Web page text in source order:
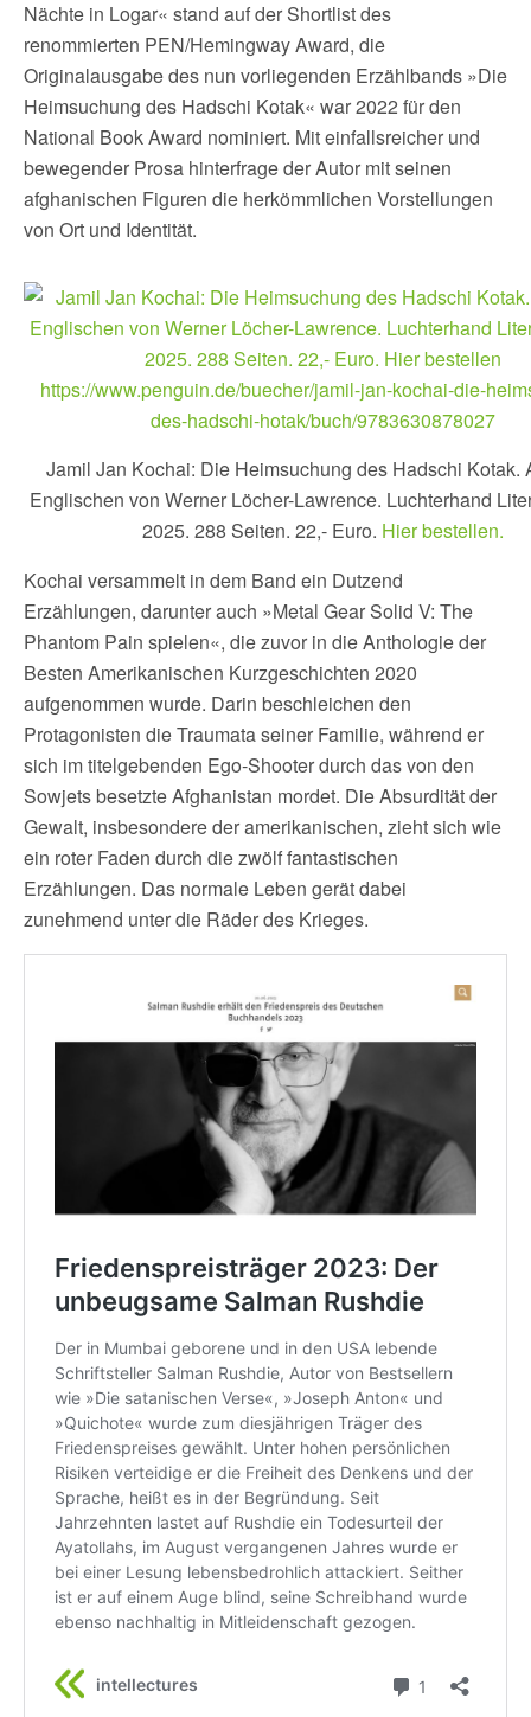
Nächte in Logar« stand auf der Shortlist des
renommierten PEN/Hemingway Award, die
Originalausgabe des nun vorliegenden Erzählbands »Die
Heimsuchung des Hadschi Kotak« war 2022 für den
National Book Award nominiert. Mit einfallsreicher und
bewegender Prosa hinterfrage der Autor mit seinen
afghanischen Figuren die herkömmlichen Vorstellungen
von Ort und Identität.
Jamil Jan Kochai: Die Heimsuchung des Hadschi Kotak.
Englischen von Werner Löcher-Lawrence. Luchterhand
2025. 288 Seiten. 22,- Euro. Hier bestellen.
Kochai versammelt in dem Band ein Dutzend
Erzählungen, darunter auch »Metal Gear Solid V: The
Phantom Pain spielen«, die zuvor in die Anthologie der
Besten Amerikanischen Kurzgeschichten 2020
aufgenommen wurde. Darin beschleichen den
Protagonisten die Traumata seiner Familie, während er
sich im titelgebenden Ego-Shooter durch das von den
Sowjets besetzte Afghanistan mordet. Die Absurdität der
Gewalt, insbesondere der amerikanischen, zieht sich wie
ein roter Faden durch die zwölf fantastischen
Erzählungen. Das normale Leben gerät dabei
zunehmend unter die Räder des Krieges.